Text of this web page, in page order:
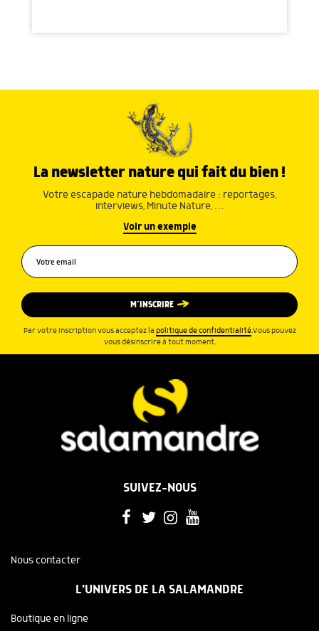
La newsletter nature qui fait du bien !
Votre escapade nature hebdomadaire : reportages,
interviews, Minute Nature, …
Voir un exemple
M’INSCRIRE
Par votre inscription vous acceptez la politique de confidentialité.Vous pouvez
vous désinscrire à tout moment.
SUIVEZ-NOUS
Nous contacter
L'UNIVERS DE LA SALAMANDRE
Boutique en ligne